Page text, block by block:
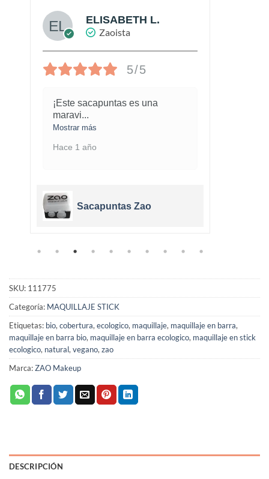
ELISABETH L.
Zaoista
5/5
¡Este sacapuntas es una
maravi...
Mostrar más
Hace 1 año
Sacapuntas Zao
SKU: 111775
Categoría: MAQUILLAJE STICK
Etiquetas: bio,cobertura,ecologico, maquillaje, maquillaje en barra,
maquillaje en barra bio, maquillaje en barra ecologico, maquillaje en stick
ecologico, natural,vegano,zao
Marca:ZAO Makeup
DESCRIPCIÓN